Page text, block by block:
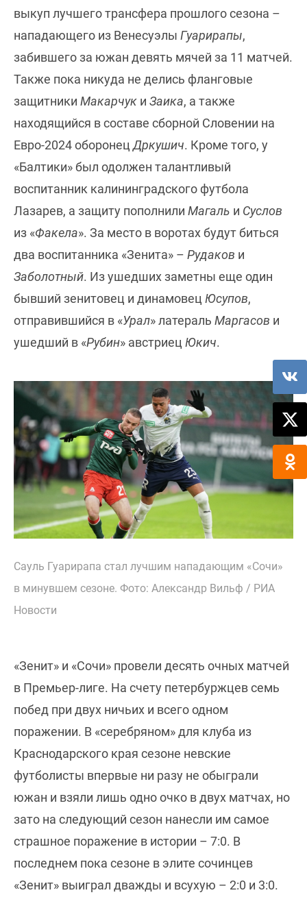
выкуп лучшего трансфера прошлого сезона –
нападающего из Венесуэлы Гуарирапы,
забившего за южан девять мячей за 11 матчей.
Также пока никуда не делись фланговые
защитники Макарчук и Заика, а также
находящийся в составе сборной Словении на
Евро-2024 оборонец Дркушич. Кроме того, у
«Балтики» был одолжен талантливый
воспитанник калининградского футбола
Лазарев, а защиту пополнили Магаль и Суслов
из «Факела». За место в воротах будут биться
два воспитанника «Зенита» – Рудаков и
Заболотный. Из ушедших заметны еще один
бывший зенитовец и динамовец Юсупов,
отправившийся в «Урал» латераль Маргасов и
ушедший в «Рубин» австриец Юкич.
Сауль Гуарирапа стал лучшим нападающим «Сочи»
в минувшем сезоне. Фото: Александр Вильф / РИА
Новости
«Зенит» и «Сочи» провели десять очных матчей
в Премьер-лиге. На счету петербуржцев семь
побед при двух ничьих и всего одном
поражении. В «серебряном» для клуба из
Краснодарского края сезоне невские
футболисты впервые ни разу не обыграли
южан и взяли лишь одно очко в двух матчах, но
зато на следующий сезон нанесли им самое
страшное поражение в истории – 7:0. В
последнем пока сезоне в элите сочинцев
«Зенит» выиграл дважды и всухую – 2:0 и 3:0.